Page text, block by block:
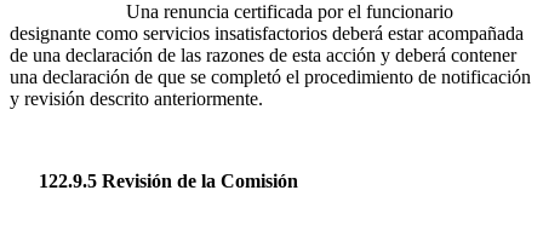
Una renuncia certificada por el funcionario
designante como servicios insatisfactorios deberá estar acompañada
de una declaración de las razones de esta acción y deberá contener
una declaración de que se completó el procedimiento de notificación
y revisión descrito anteriormente.
122.9.5 Revisión de la Comisión